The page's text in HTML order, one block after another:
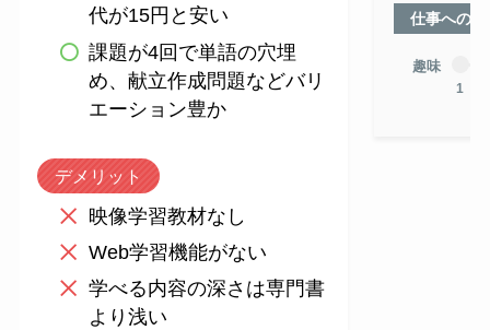
代が15円と安い
課題が4回で単語の穴埋
め、献立作成問題などバリ
エーション豊か
デメリット
映像学習教材なし
Web学習機能がない
学べる内容の深さは専門書
より浅い
仕事への
趣味
1